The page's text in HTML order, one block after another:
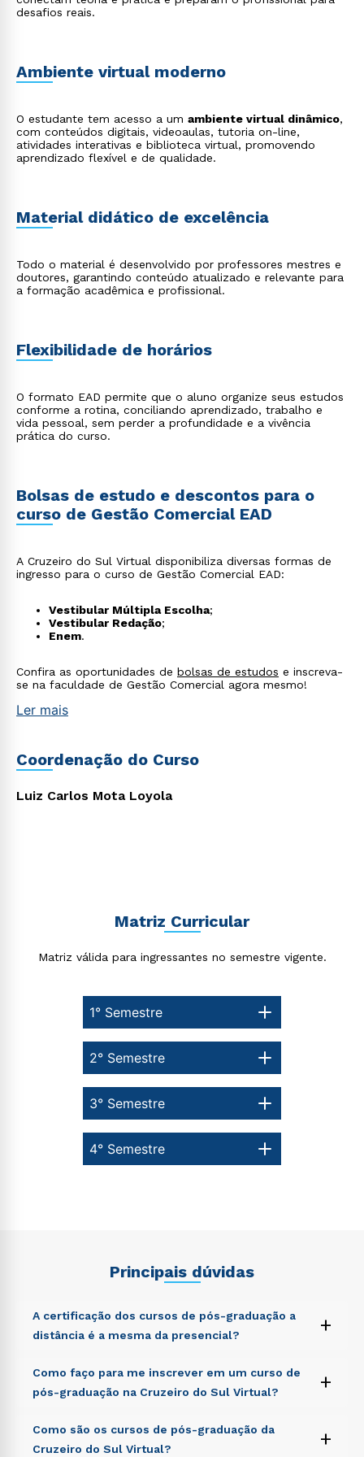
desafios reais.
Ambiente virtual moderno
O estudante tem acesso a um ambiente virtual dinâmico,
com conteúdos digitais, videoaulas, tutoria on-line,
atividades interativas e biblioteca virtual, promovendo
aprendizado flexível e de qualidade.
Material didático de excelência
Todo o material é desenvolvido por professores mestres e
doutores, garantindo conteúdo atualizado e relevante para
a formação acadêmica e profissional.
Flexibilidade de horários
O formato EAD permite que o aluno organize seus estudos
conforme a rotina, conciliando aprendizado, trabalho e
vida pessoal, sem perder a profundidade e a vivência
prática do curso.
Bolsas de estudo e descontos para o
curso de Gestão Comercial EAD
A Cruzeiro do Sul Virtual disponibiliza diversas formas de
ingresso para o curso de Gestão Comercial EAD:
Vestibular Múltipla Escolha;
Vestibular Redação;
Enem.
Confira as oportunidades de bolsas de estudos e inscreva-
se na faculdade de Gestão Comercial agora mesmo!
Ler mais
Coordenação do Curso
Luiz Carlos Mota Loyola
Matriz Curricular
Matriz válida para ingressantes no semestre vigente.
1° Semestre
4° Semestre
3° Semestre
2° Semestre
Principais dúvidas
A certificação dos cursos de pós-graduação a
distância é a mesma da presencial?
+
Sed ut perspiciatis unde omnis iste natus error sit
voluptatem accusantium doloremque laudantium,
totam rem aperiam, eaque ipsa quae ab illo inventore
explicabo. Nemo enim ipsam voluptatem quia
voluptas sit aspernatur aut odit aut fugit, sed quia
Como faço para me inscrever em um curso de
pós-graduação na Cruzeiro do Sul Virtual?
+
Sed ut perspiciatis unde omnis iste natus error sit
voluptatem accusantium doloremque laudantium,
Como são os cursos de pós-graduação da
Cruzeiro do Sul Virtual?
+
Rápido e fácil
WhatsApp
ou
Estou de acordo com aPolítica de Privacidade.e
autorizo que meus dados sejam utilizados para o